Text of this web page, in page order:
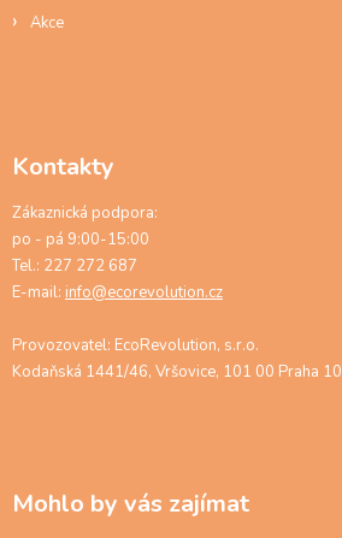
Akce
Kontakty
Zákaznická podpora:
po - pá 9:00-15:00
Tel.: 227 272 687
E-mail: info@ecorevolution.cz
Provozovatel: EcoRevolution, s.r.o.
Kodaňská 1441/46, Vršovice, 101 00 Praha 10
Mohlo by vás zajímat